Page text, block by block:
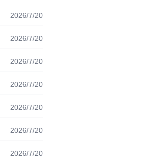
2026/7/20
2026/7/20
2026/7/20
2026/7/20
2026/7/20
2026/7/20
2026/7/20